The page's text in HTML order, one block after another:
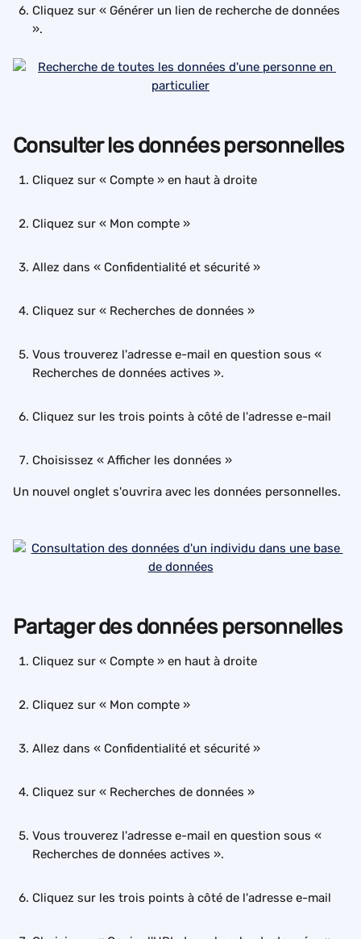
Cliquez sur « Générer un lien de recherche de données
».
Consulter les données personnelles
Cliquez sur « Compte » en haut à droite
Cliquez sur « Mon compte »
Allez dans « Confidentialité et sécurité »
Cliquez sur « Recherches de données »
Vous trouverez l'adresse e-mail en question sous «
Recherches de données actives ».
Cliquez sur les trois points à côté de l'adresse e-mail
Choisissez « Afficher les données »
Un nouvel onglet s'ouvrira avec les données personnelles.
Partager des données personnelles
Cliquez sur « Compte » en haut à droite
Cliquez sur « Mon compte »
Allez dans « Confidentialité et sécurité »
Cliquez sur « Recherches de données »
Vous trouverez l'adresse e-mail en question sous «
Recherches de données actives ».
Cliquez sur les trois points à côté de l'adresse e-mail